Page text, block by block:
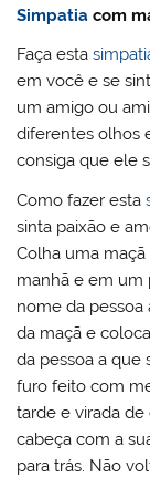
Simpatia com
Faça esta
em você e se
um amigo ou
diferentes olhos
consiga que ele
Como fazer esta
sinta paixão e
Colha uma
manhã e em um
nome da pessoa
da maçã e
da pessoa a
furo feito com
tarde e virada de
cabeça com a
para trás. Não